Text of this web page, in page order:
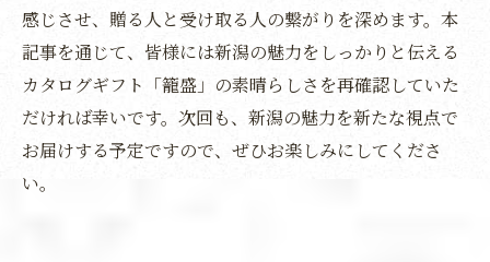
感じさせ、贈る人と受け取る人の繋がりを深めます。本
記事を通じて、皆様には新潟の魅力をしっかりと伝える
カタログギフト「籠盛」の素晴らしさを再確認していた
だければ幸いです。次回も、新潟の魅力を新たな視点で
お届けする予定ですので、ぜひお楽しみにしてくださ
い。